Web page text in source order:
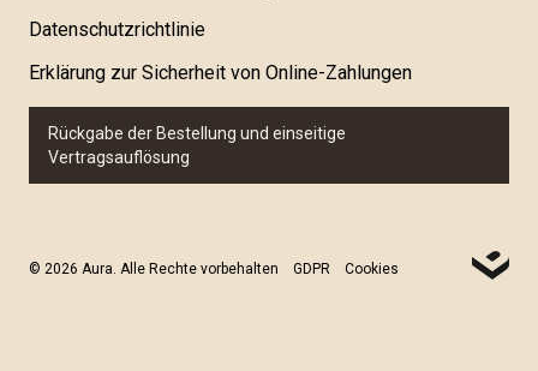
Datenschutzrichtlinie
Erklärung zur Sicherheit von Online-Zahlungen
Rückgabe der Bestellung und einseitige
Vertragsauflösung
© 2026 Aura. Alle Rechte vorbehalten GDPR Cookies